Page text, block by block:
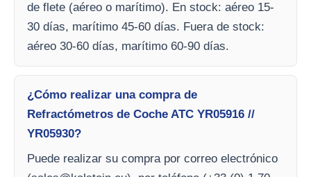
de flete (aéreo o marítimo). En stock: aéreo 15-
30 días, marítimo 45-60 días. Fuera de stock:
aéreo 30-60 días, marítimo 60-90 días.
¿Cómo realizar una compra de
Refractómetros de Coche ATC YR05916 //
YR05930?
Puede realizar su compra por correo electrónico